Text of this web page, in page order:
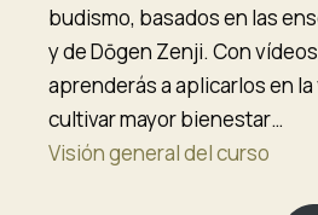
budismo, basados en las
y de Dōgen Zenji. Con
aprenderás a aplicarlos en la
cultivar mayor bienestar…
Visión general del curso